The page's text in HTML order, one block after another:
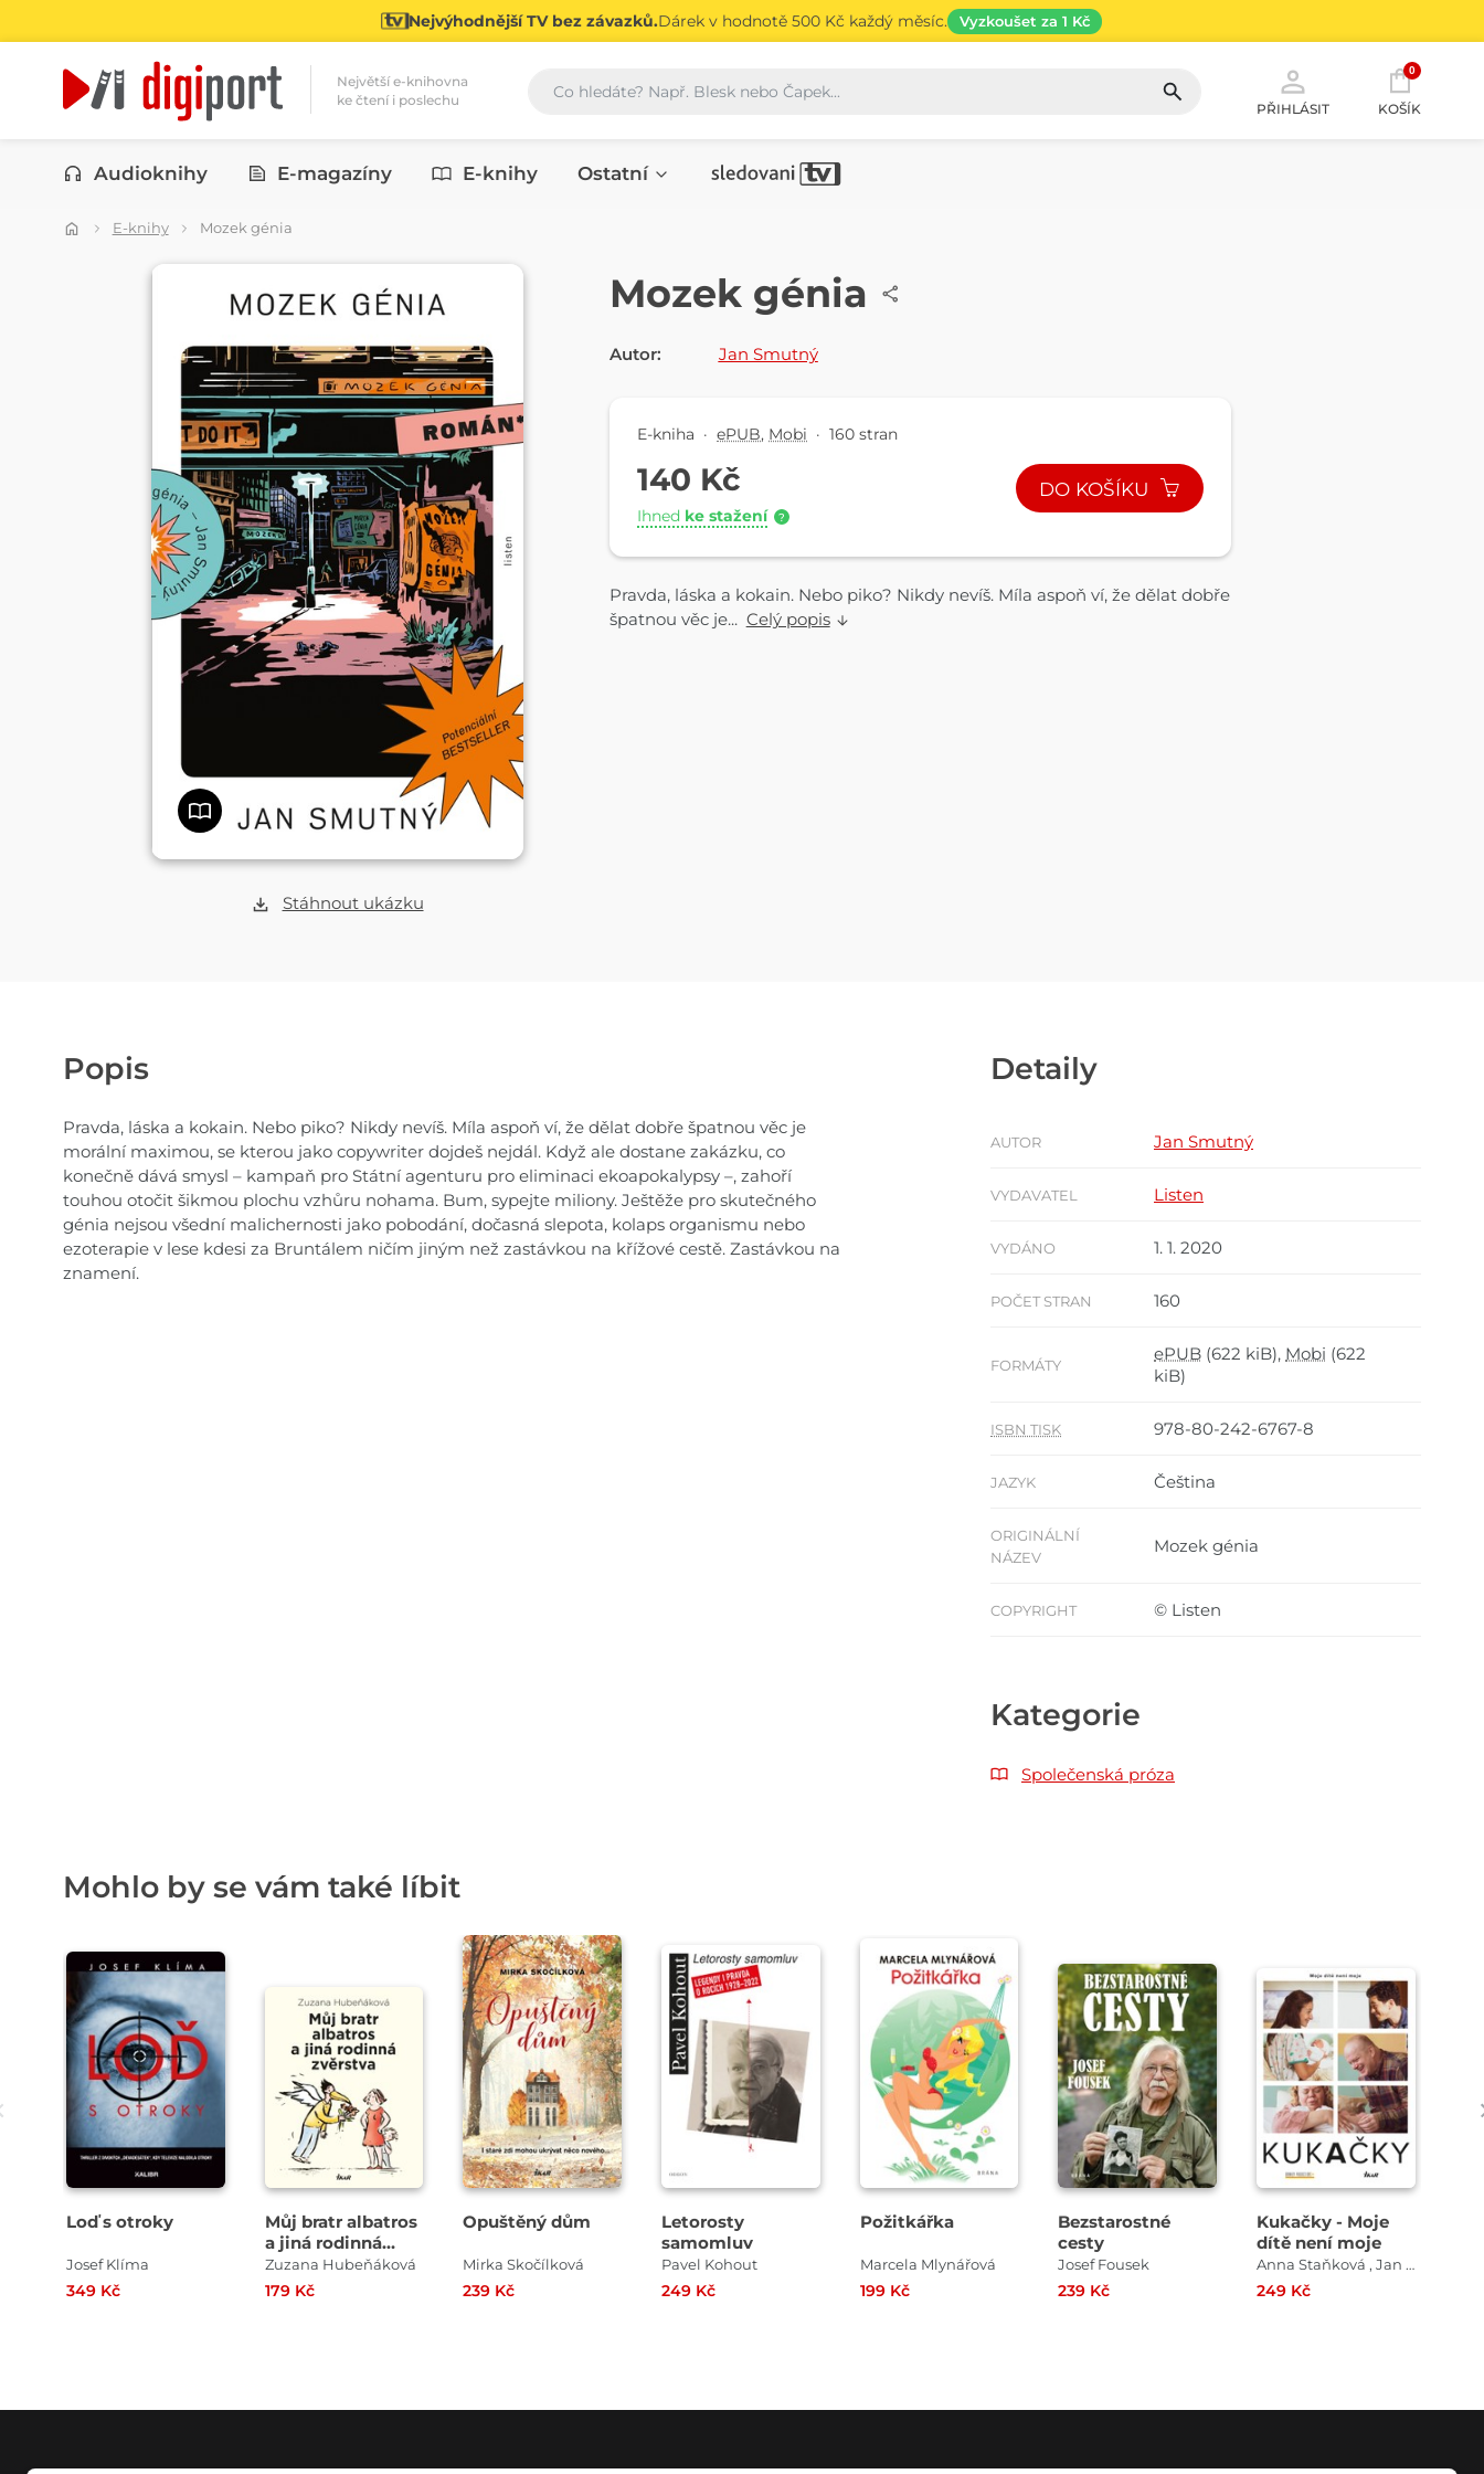
Nejvýhodnější TV bez závazků.Dárek v hodnotě 500 Kč každý měsíc. Vyzkoušet za 1 Kč
Největší e-knihovna
ke čtení i poslechu
Vyhledávání
PŘIHLÁSIT
0
KOŠÍK
Kategorie
Audioknihy E-magazíny E-knihy Ostatní
E-knihy Mozek génia
Stáhnout ukázku
E-KNIHA
Mozek génia
Autor: Jan Smutný
E-kniha · ePUB, Mobi · 160 stran
140 Kč
Ihned ke stažení ?
DO KOŠÍKU
Pravda, láska a kokain. Nebo piko? Nikdy nevíš. Míla aspoň ví, že dělat dobře
špatnou věc je... Celý popis
Popis
Pravda, láska a kokain. Nebo piko? Nikdy nevíš. Míla aspoň ví, že dělat dobře špatnou věc je
morální maximou, se kterou jako copywriter dojdeš nejdál. Když ale dostane zakázku, co
konečně dává smysl – kampaň pro Státní agenturu pro eliminaci ekoapokalypsy –, zahoří
touhou otočit šikmou plochu vzhůru nohama. Bum, sypejte miliony. Ještěže pro skutečného
génia nejsou všední malichernosti jako pobodání, dočasná slepota, kolaps organismu nebo
ezoterapie v lese kdesi za Bruntálem ničím jiným než zastávkou na křížové cestě. Zastávkou na
znamení.
Detaily
AUTOR Jan Smutný
VYDAVATEL Listen
VYDÁNO 1. 1. 2020
POČET STRAN 160
FORMÁTY
ePUB (622 kiB), Mobi (622
kiB)
ISBN TISK 978-80-242-6767-8
JAZYK Čeština
ORIGINÁLNÍ
NÁZEV
Mozek génia
COPYRIGHT © Listen
Kategorie
Společenská próza
Mohlo by se vám také líbit
Loď s otroky
Josef Klíma
349 Kč
Můj bratr albatros
a jiná rodinná
zvěrstva
Zuzana Hubeňáková
179 Kč
Opuštěný dům
Mirka Skočílková
239 Kč
Letorosty
samomluv
Pavel Kohout
249 Kč
Požitkářka
Marcela Mlynářová
199 Kč
Bezstarostné
cesty
Josef Fousek
239 Kč
Kukačky - Moje
dítě není moje
Anna Staňková , Jan Coufal
249 Kč